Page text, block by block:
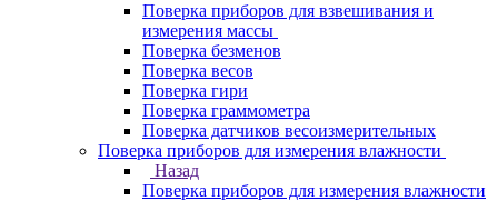
Поверка приборов для взвешивания и
измерения массы
Поверка безменов
Поверка весов
Поверка гири
Поверка граммометра
Поверка датчиков весоизмерительных
Поверка приборов для измерения влажности
Назад
Поверка приборов для измерения влажности